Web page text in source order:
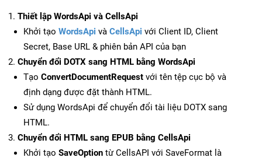
Thiết lập WordsApi và CellsApi
Khởi tạo WordsApi và CellsApi với Client ID, Client
Secret, Base URL & phiên bản API của bạn
Chuyển đổi DOTX sang HTML bằng WordsApi
Tạo ConvertDocumentRequest với tên tệp cục bộ và
định dạng được đặt thành HTML.
Sử dụng WordsApi để chuyển đổi tài liệu DOTX sang
HTML.
Chuyển đổi HTML sang EPUB bằng CellsApi
Khởi tạo SaveOption từ CellsAPI với SaveFormat là